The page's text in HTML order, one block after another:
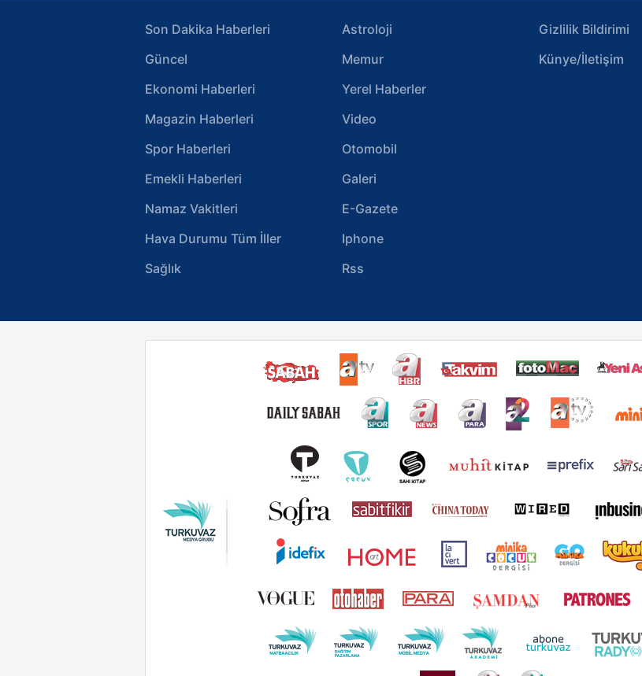
Son Dakika Haberleri
Güncel
Ekonomi Haberleri
Magazin Haberleri
Spor Haberleri
Emekli Haberleri
Namaz Vakitleri
Hava Durumu Tüm İller
Sağlık
Astroloji
Memur
Yerel Haberler
Video
Otomobil
Galeri
E-Gazete
Iphone
Rss
Gizlilik Bildirimi
Künye/İletişim